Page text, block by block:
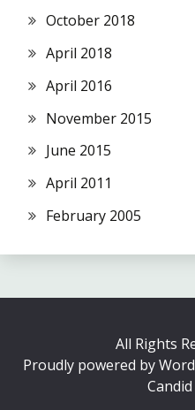
October 2018
April 2018
April 2016
November 2015
June 2015
April 2011
February 2005
All Rights
Proudly powered by